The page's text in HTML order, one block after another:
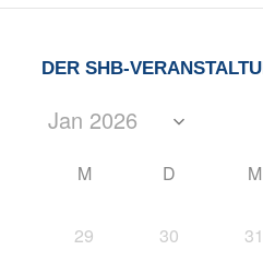
DER SHB-
M D M
29 30 31